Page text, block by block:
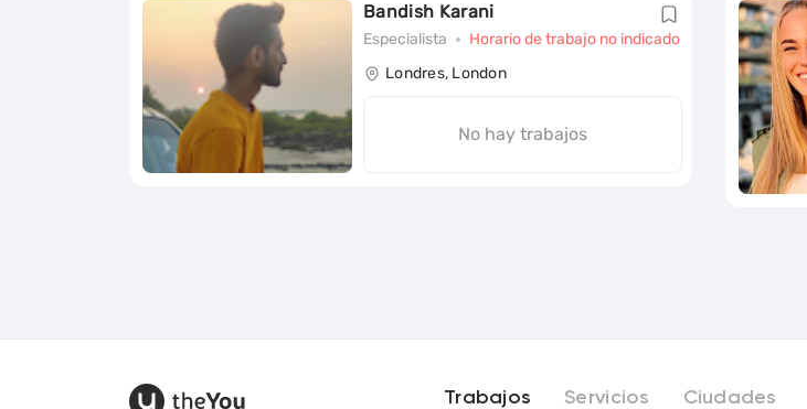
Bandish Karani
Especialista
Horario de trabajo no indicado
Londres, London
No hay trabajos
Trabajos Servicios Ciudades